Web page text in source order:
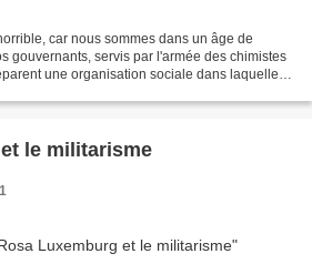
car nous sommes dans un âge de
gouvernants, servis par l'armée des chimistes
une organisation sociale dans laquelle
le militarisme